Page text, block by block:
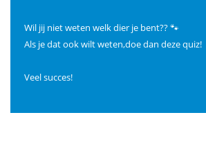
Wil jij niet weten welk dier je bent?? 🐾
Als je dat ook wilt weten,doe dan deze quiz!
Veel succes!